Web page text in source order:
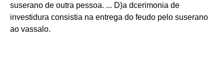
suserano de outra pessoa. ... D)a dcerimonia de
investidura consistia na entrega do feudo pelo suserano
ao vassalo.